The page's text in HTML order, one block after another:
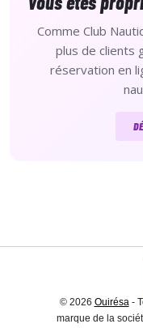
Comme Club
plus de clients
réservation en
© 2026 Ouirésa-
marque de la